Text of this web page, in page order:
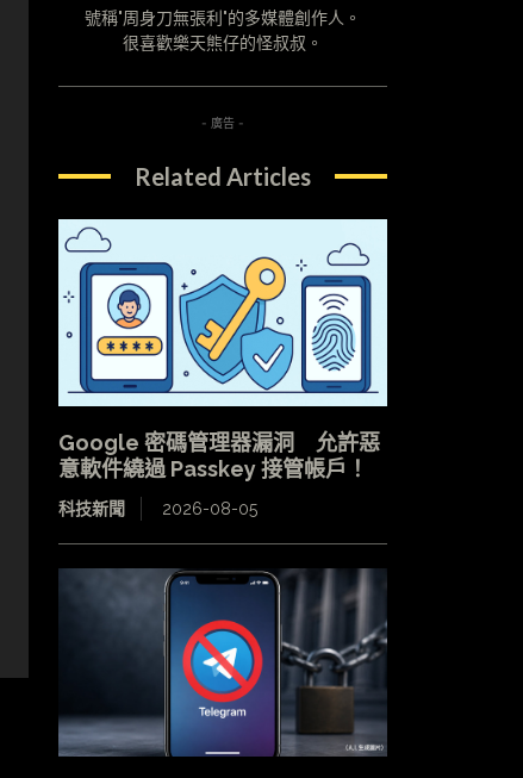
號稱"周身刀無張利"的多媒體創作人。
很喜歡樂天熊仔的怪叔叔。
- 廣告 -
Related Articles
Google 密碼管理器漏洞 允許惡
意軟件繞過 Passkey 接管帳戶！
科技新聞 2026-08-05